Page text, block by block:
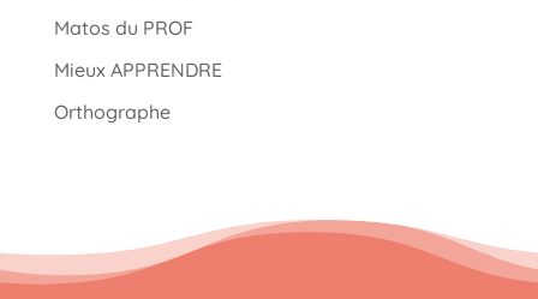
Matos du PROF
Mieux APPRENDRE
Orthographe